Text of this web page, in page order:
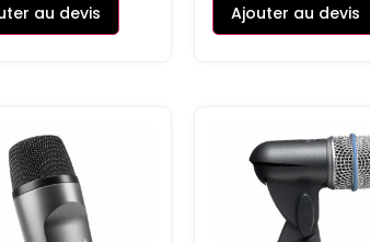
au devis Ajouter au devis